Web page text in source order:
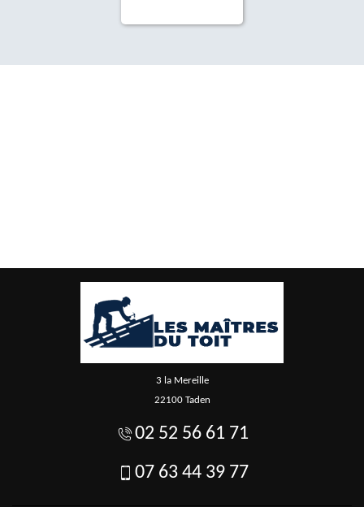
3 la Mereille
22100 Taden
02 52 56 61 71
07 63 44 39 77